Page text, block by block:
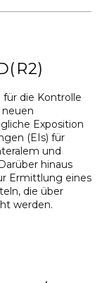
für die Kontrolle
Exposition
(EIs) für
und
hinaus
Ermittlung eines
die über
werden.